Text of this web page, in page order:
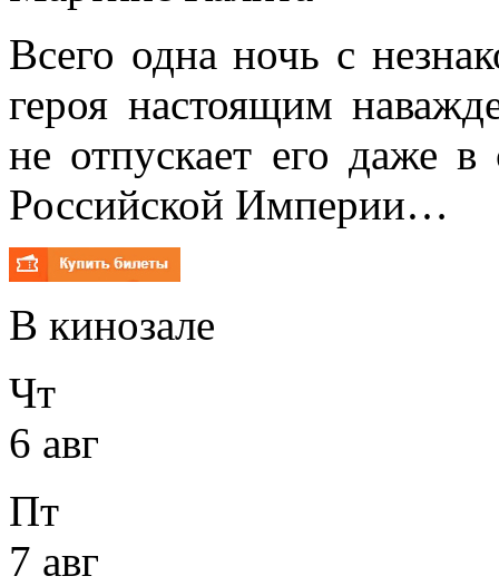
Всего одна ночь с
героя настоящим
не отпускает его даже
Российской Империи…
В кинозале
Чт
6 авг
Пт
7 авг